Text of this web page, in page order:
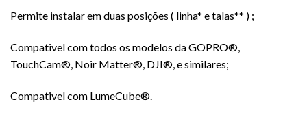
Permite instalar em duas posições ( linha* e talas** ) ;
Compativel com todos os modelos da GOPRO®,
TouchCam®, Noir Matter®, DJI®, e similares;
Compativel com LumeCube®.